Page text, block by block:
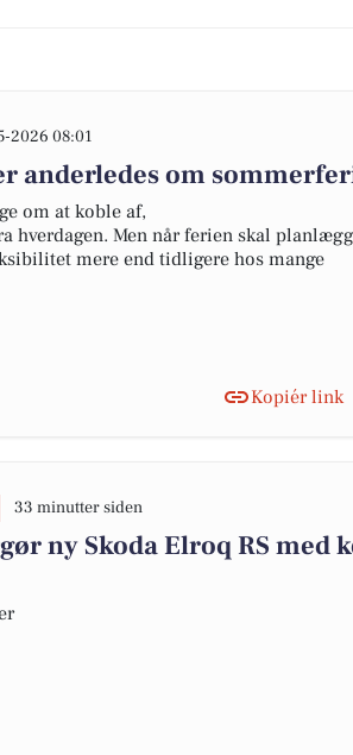
2026 08:01
anderledes om
om at koble af,
hverdagen. Men når ferien skal
mere end tidligere hos mange
Kopiér link
33 minutter siden
ny Skoda Elroq RS med